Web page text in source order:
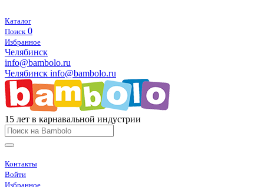
Каталог
Поиск 0
Избранное
Челябинск
info@bambolo.ru
Челябинск info@bambolo.ru
15 лет в карнавальной индустрии
Контакты
Войти
Избранное